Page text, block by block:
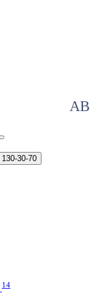
AB
130-30-70
14